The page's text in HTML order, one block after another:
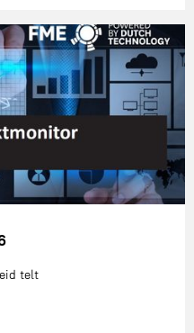
telt